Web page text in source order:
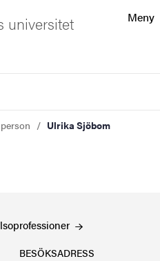
Meny
universitet
Ulrika Sjöbom
BESÖKSADRESS